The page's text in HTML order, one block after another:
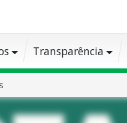
Transparência